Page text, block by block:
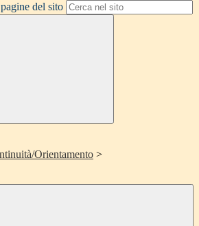
del sito
Orientamento >